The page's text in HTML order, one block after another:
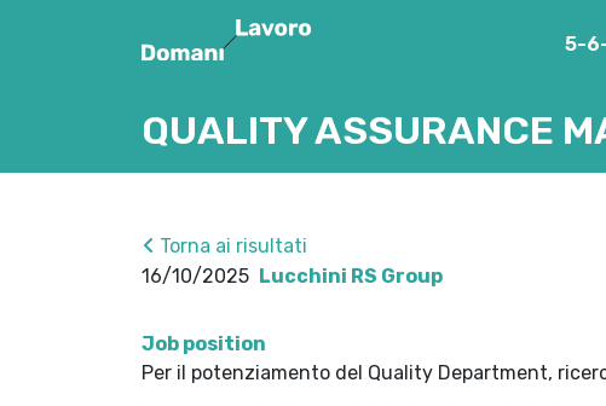
5-
QUALITY ASSURANCE
Torna ai risultati
16/10/2025 Lucchini RS Group
Job position
Per il potenziamento del Quality Department,